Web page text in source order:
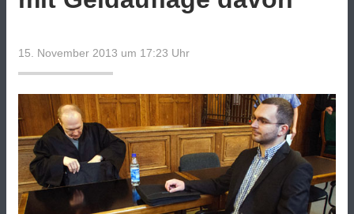
15. November 2013 um 17:23 Uhr